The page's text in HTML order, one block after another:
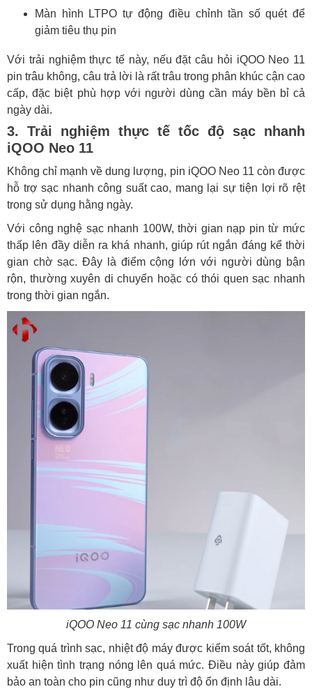
Màn hình LTPO tự động điều chỉnh tần số quét để
giảm tiêu thụ pin
Với trải nghiệm thực tế này, nếu đặt câu hỏi iQOO Neo 11
pin trâu không, câu trả lời là rất trâu trong phân khúc cận cao
cấp, đặc biệt phù hợp với người dùng cần máy bền bỉ cả
ngày dài.
3. Trải nghiệm thực tế tốc độ sạc nhanh
iQOO Neo 11
Không chỉ mạnh về dung lượng, pin iQOO Neo 11 còn được
hỗ trợ sạc nhanh công suất cao, mang lại sự tiện lợi rõ rệt
trong sử dụng hằng ngày.
Với công nghệ sạc nhanh 100W, thời gian nạp pin từ mức
thấp lên đầy diễn ra khá nhanh, giúp rút ngắn đáng kể thời
gian chờ sạc. Đây là điểm cộng lớn với người dùng bận
rộn, thường xuyên di chuyển hoặc có thói quen sạc nhanh
trong thời gian ngắn.
iQOO Neo 11 cùng sạc nhanh 100W
Trong quá trình sạc, nhiệt độ máy được kiểm soát tốt, không
xuất hiện tình trạng nóng lên quá mức. Điều này giúp đảm
bảo an toàn cho pin cũng như duy trì độ ổn định lâu dài.